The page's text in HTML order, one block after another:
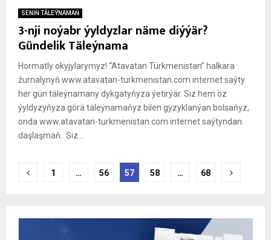
SENIŇ TÄLEÝNAMAŇ
3-nji noýabr ýyldyzlar näme diýýär?
Gündelik Täleýnama
Hormatly okyjylarymyz! “Atavatan Türkmenistan” halkara
žurnalynyň www.atavatan-turkmenistan.com internet saýty
her gün täleýnamany dykgatyňyza ýetirýär. Siz hem öz
ýyldyzyňyza görä täleýnamaňyz bilen gyzyklanýan bolsaňyz,
onda www.atavatan-turkmenistan.com internet saýtyndan
daşlaşmaň. Siz...
Posts
1 … 56 57 58 … 68